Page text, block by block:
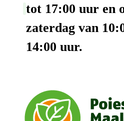
tot 17:00 uur en
zaterdag van
14:00 uur.